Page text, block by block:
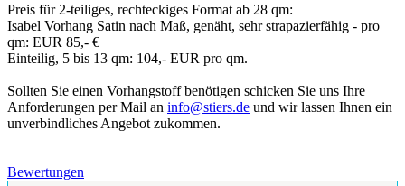
Preis für 2-teiliges, rechteckiges Format ab 28 qm:
Isabel Vorhang Satin nach Maß, genäht, sehr strapazierfähig - pro
qm: EUR 85,- €
Einteilig, 5 bis 13 qm: 104,- EUR pro qm.
Sollten Sie einen Vorhangstoff benötigen schicken Sie uns Ihre
Anforderungen per Mail an info@stiers.de und wir lassen Ihnen ein
unverbindliches Angebot zukommen.
Bewertungen